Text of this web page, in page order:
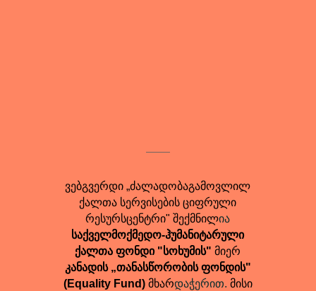
ვებგვერდი „ძალადობაგამოვლილ
ქალთა სერვისების ციფრული
რესურსცენტრი" შექმნილია
საქველმოქმედო-ჰუმანიტარული
ქალთა ფონდი "სოხუმის" მიერ
კანადის „თანასწორობის ფონდის"
(Equality Fund) მხარდაჭერით. მისი